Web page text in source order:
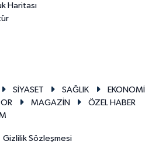
Haritası
SİYASET SAĞLIK
EKONOMİ
MAGAZİN
ÖZEL HABER
Gizlilik Sözleşmesi